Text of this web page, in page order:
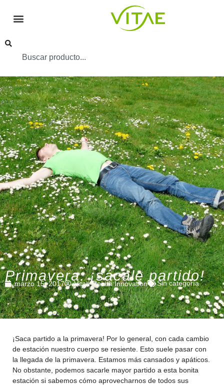
Primavera: ¡sácale partido!
marzo 15, 2017 Vitae Health Innovation Sin categoría
¡Saca partido a la primavera! Por lo general, con cada cambio
de estación nuestro cuerpo se resiente. Esto suele pasar con
la llegada de la primavera. Estamos más cansados y apáticos.
No obstante, podemos sacarle mayor partido a esta bonita
estación si sabemos cómo aprovecharnos de todos sus